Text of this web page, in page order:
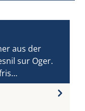
aus der
sur Oger.